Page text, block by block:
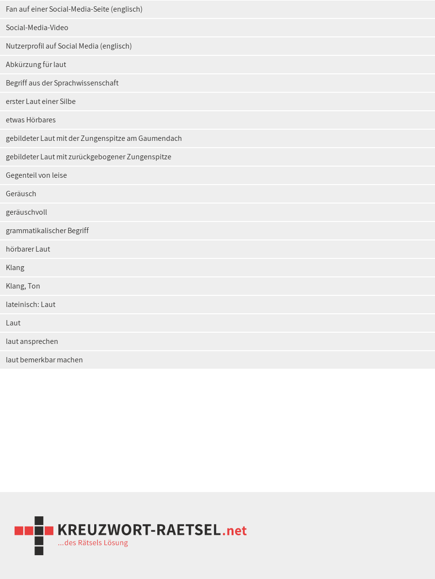
Fan auf einer Social-Media-Seite (englisch)
Social-Media-Video
Nutzerprofil auf Social Media (englisch)
Abkürzung für laut
Begriff aus der Sprachwissenschaft
erster Laut einer Silbe
etwas Hörbares
gebildeter Laut mit der Zungenspitze am Gaumendach
gebildeter Laut mit zurückgebogener Zungenspitze
Gegenteil von leise
Geräusch
geräuschvoll
grammatikalischer Begriff
hörbarer Laut
Klang
Klang, Ton
lateinisch: Laut
Laut
laut ansprechen
laut bemerkbar machen